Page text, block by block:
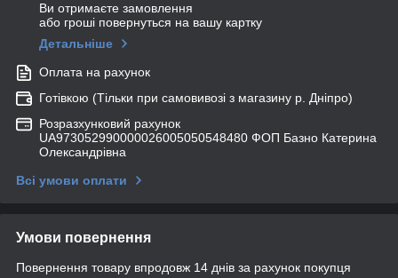
Ви отримаєте замовлення
або гроші повернуться на вашу картку
Детальніше
Оплата на рахунок
Готівкою (Тільки при самовивозі з магазину р. Дніпро)
Розразхунковий рахунок
UA973052990000026005050548480 ФОП Базно Катерина
Олександрівна
Всі умови оплати
Умови повернення
Повернення товару впродовж 14 днів за рахунок покупця